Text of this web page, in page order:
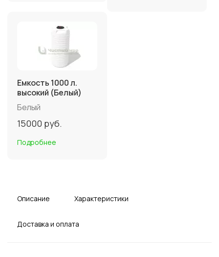
Емкость 1000 л.
высокий (Белый)
Белый
15000 руб.
Подробнее
Описание Характеристики
Доставка и оплата